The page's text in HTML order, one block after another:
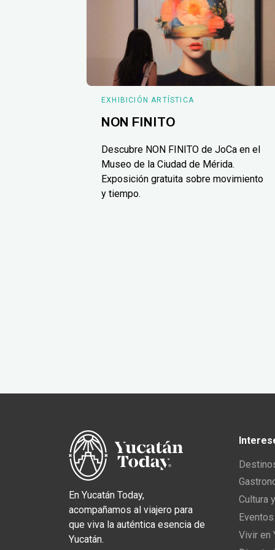
EXHIBICIÓN ARTÍSTICA
NON FINITO
Descubre NON FINITO de JoCa en el
Museo de la Ciudad de Mérida.
Exposición gratuita sobre movimiento
y tiempo.
En Yucatán Today,
acompañamos al viajero para
que viva la auténtica esencia de
Yucatán.
Cultura
Vivir en